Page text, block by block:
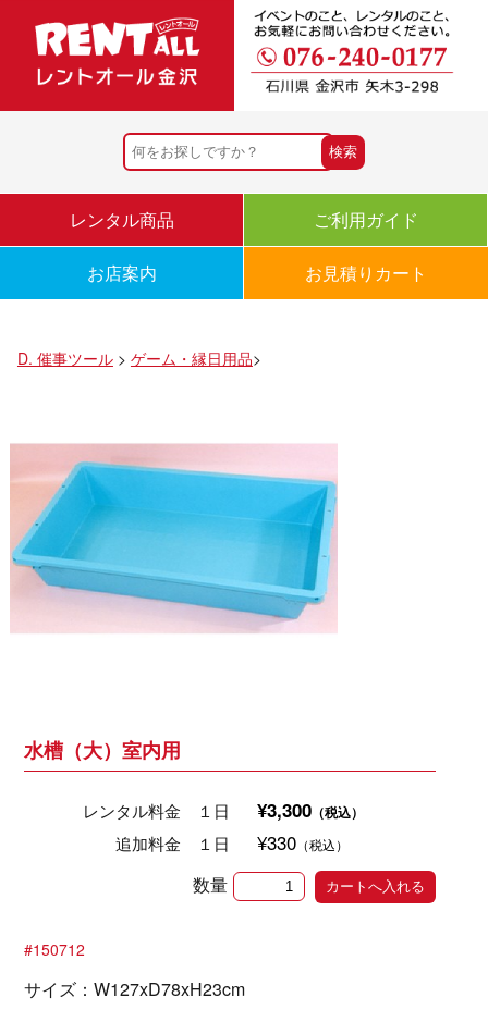
レンタル商品 ご利用ガイド
お店案内 お見積りカート
D. 催事ツール> ゲーム・縁日用品>
水槽（大）室内用
レンタル料金 １日 ¥3,300 （税込）
追加料金 １日 ¥330 （税込）
数量
#150712
サイズ：W127xD78xH23cm